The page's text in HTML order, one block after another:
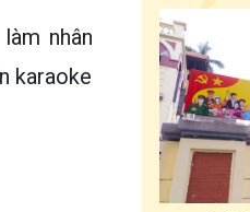
nhân
karaoke